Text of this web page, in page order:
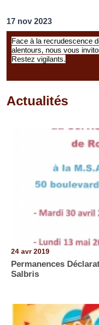
Vie pratique
Vos professionnels
17 nov 2023
Face à la recrudescence
alentours, nous vous
Restez vigilants.
Actualités
24 avr 2019
Permanences
Salbris